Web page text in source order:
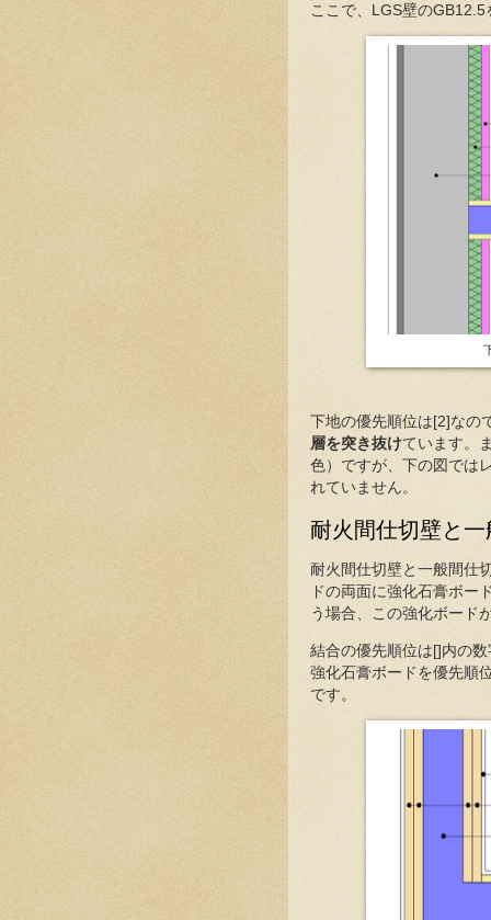
ここで、LGS壁の
下地の優先順位は[2]なの
層を突き抜けています。
色）ですが、下の図では
れていません。
耐火間仕切壁と
耐火間仕切壁と一般間仕
ドの両面に強化石膏ボー
う場合、この強化ボード
結合の優先順位は[]内の
強化石膏ボードを優先順
です。